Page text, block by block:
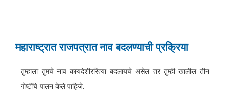
महाराष्ट्रात राजपत्रात नाव बदलण्याची प्रक्रिया
तुम्हाला तुमचे नाव कायदेशीररित्या बदलायचे असेल तर तुम्ही खालील तीन
गोष्टींचे पालन केले पाहिजे.